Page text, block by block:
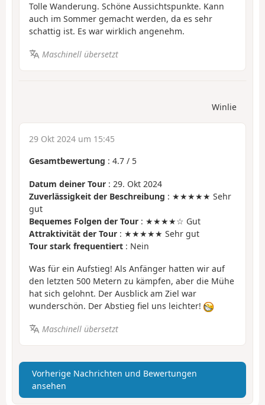
Tolle Wanderung. Schöne Aussichtspunkte. Kann
auch im Sommer gemacht werden, da es sehr
schattig ist. Es war wirklich angenehm.
Maschinell übersetzt
Winlie
29 Okt 2024 um 15:45
Gesamtbewertung : 4.7 / 5
Datum deiner Tour : 29. Okt 2024
Zuverlässigkeit der Beschreibung : ★★★★★ Sehr
gut
Bequemes Folgen der Tour : ★★★★☆ Gut
Attraktivität der Tour : ★★★★★ Sehr gut
Tour stark frequentiert : Nein
Was für ein Aufstieg! Als Anfänger hatten wir auf
den letzten 500 Metern zu kämpfen, aber die Mühe
hat sich gelohnt. Der Ausblick am Ziel war
wunderschön. Der Abstieg fiel uns leichter!
Maschinell übersetzt
Vorherige Nachrichten und Bewertungen
ansehen